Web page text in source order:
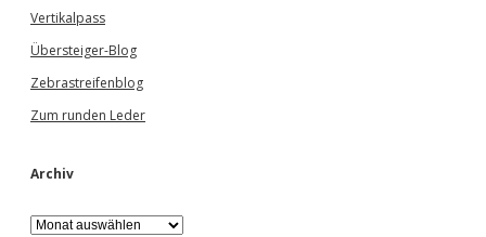
Vertikalpass
Übersteiger-Blog
Zebrastreifenblog
Zum runden Leder
Archiv
A